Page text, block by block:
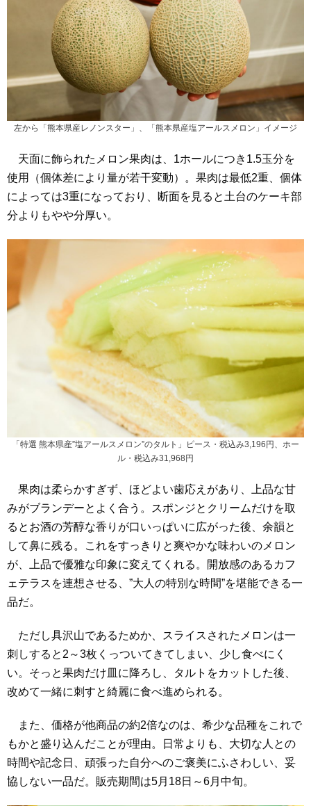
左から「熊本県産レノンスター」、「熊本県産塩アールスメロン」イメージ
天面に飾られたメロン果肉は、1ホールにつき1.5玉分を
使用（個体差により量が若干変動）。果肉は最低2重、個体
によっては3重になっており、断面を見ると土台のケーキ部
分よりもやや分厚い。
「特選 熊本県産”塩アールスメロン”のタルト」ピース・税込み3,196円、ホー
ル・税込み31,968円
果肉は柔らかすぎず、ほどよい歯応えがあり、上品な甘
みがブランデーとよく合う。スポンジとクリームだけを取
るとお酒の芳醇な香りが口いっぱいに広がった後、余韻と
して鼻に残る。これをすっきりと爽やかな味わいのメロン
が、上品で優雅な印象に変えてくれる。開放感のあるカフ
ェテラスを連想させる、”大人の特別な時間”を堪能できる一
品だ。
ただし具沢山であるためか、スライスされたメロンは一
刺しすると2～3枚くっついてきてしまい、少し食べにく
い。そっと果肉だけ皿に降ろし、タルトをカットした後、
改めて一緒に刺すと綺麗に食べ進められる。
また、価格が他商品の約2倍なのは、希少な品種をこれで
もかと盛り込んだことが理由。日常よりも、大切な人との
時間や記念日、頑張った自分へのご褒美にふさわしい、妥
協しない一品だ。販売期間は5月18日～6月中旬。